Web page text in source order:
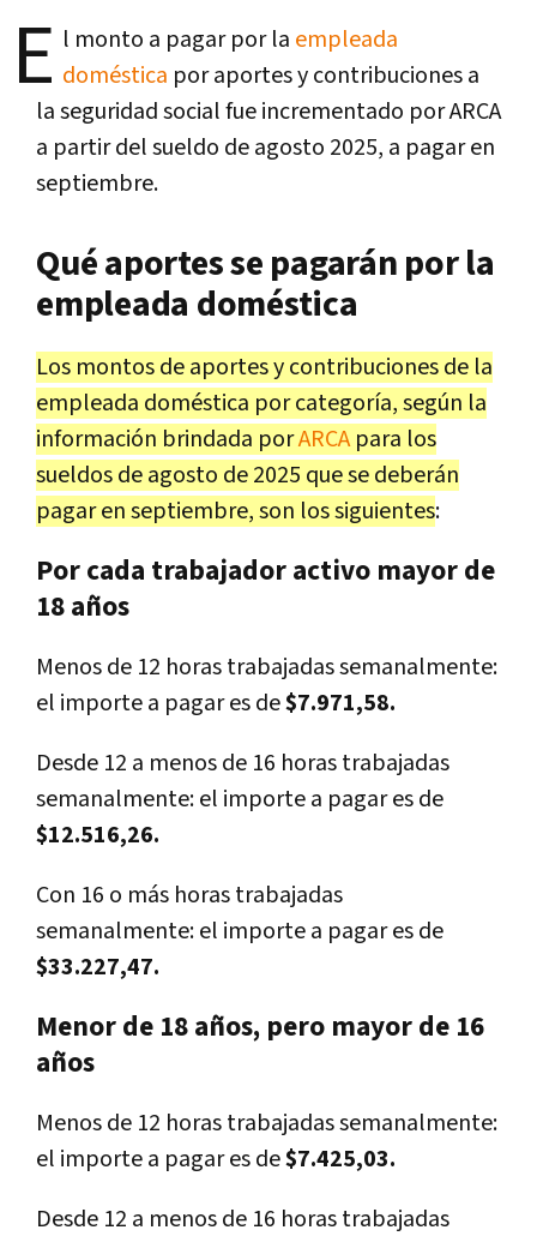
E l monto a pagar por la empleada
doméstica por aportes y contribuciones a
la seguridad social fue incrementado por ARCA
a partir del sueldo de agosto 2025, a pagar en
septiembre.
Qué aportes se pagarán por la
empleada doméstica
Los montos de aportes y contribuciones de la
empleada doméstica por categoría, según la
información brindada porARCApara los
sueldos de agosto de 2025 que se deberán
pagar en septiembre, son los siguientes:
Por cada trabajador activo mayor de
18 años
Menos de 12 horas trabajadas semanalmente:
el importe a pagar es de$7.971,58.
Desde 12 a menos de 16 horas trabajadas
semanalmente: el importe a pagar es de
$12.516,26.
Con 16 o más horas trabajadas
semanalmente: el importe a pagar es de
$33.227,47.
Menor de 18 años, pero mayor de 16
años
Menos de 12 horas trabajadas semanalmente:
el importe a pagar es de$7.425,03.
Desde 12 a menos de 16 horas trabajadas